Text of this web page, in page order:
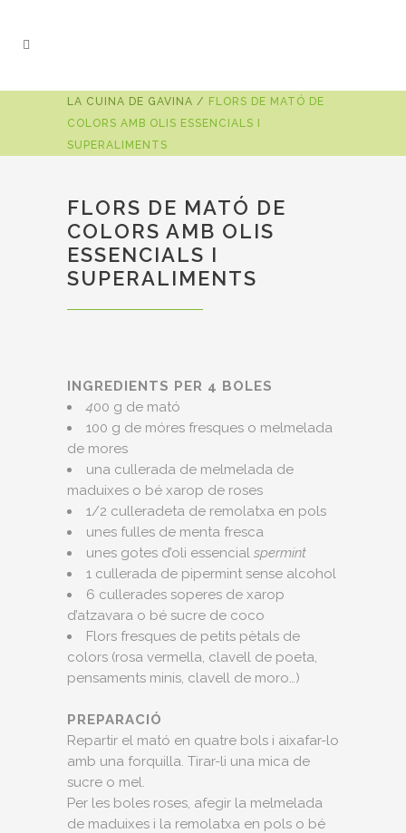
LA CUINA DE GAVINA / FLORS DE MATÓ DE
COLORS AMB OLIS ESSENCIALS I
SUPERALIMENTS
FLORS DE MATÓ DE
COLORS AMB OLIS
ESSENCIALS I
SUPERALIMENTS
INGREDIENTS PER 4 BOLES
400 g de mató
100 g de móres fresques o melmelada
de mores
una cullerada de melmelada de
maduixes o bé xarop de roses
1/2 culleradeta de remolatxa en pols
unes fulles de menta fresca
unes gotes d’oli essencial spermint
1 cullerada de pipermint sense alcohol
6 cullerades soperes de xarop
d’atzavara o bé sucre de coco
Flors fresques de petits pètals de
colors (rosa vermella, clavell de poeta,
pensaments minis, clavell de moro…)
PREPARACIÓ
Repartir el mató en quatre bols i aixafar-lo
amb una forquilla. Tirar-li una mica de
sucre o mel.
Per les boles roses, afegir la melmelada
de maduixes i la remolatxa en pols o bé